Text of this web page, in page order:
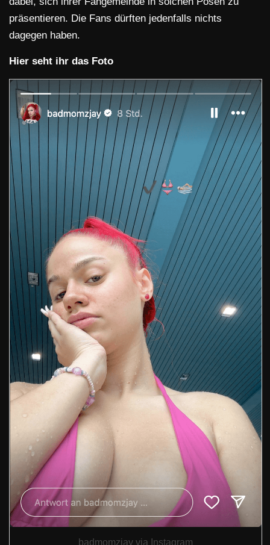
präsentieren. Die Fans dürften jedenfalls nichts
dagegen haben.
Hier seht ihr das Foto
badmomzjay via Instagram